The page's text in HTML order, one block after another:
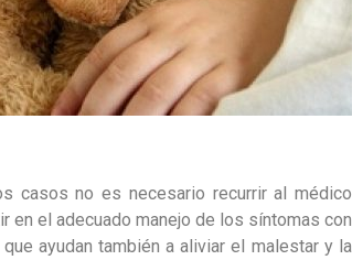
casos no es necesario recurrir al médico
en el adecuado manejo de los síntomas con
ayudan también a aliviar el malestar y la